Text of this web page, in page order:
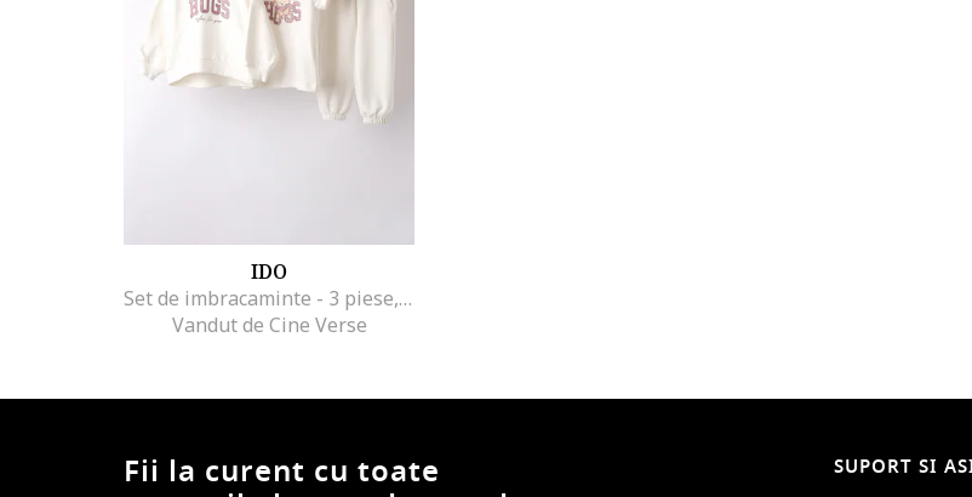
IDO
Set de imbracaminte - 3 piese, Alb/Roz
Vandut de Cine Verse
Fii la curent cu toate SUPORT SI